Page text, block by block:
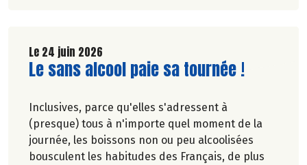
Le 24 juin 2026
Lire la suite de l'article
Le sans alcool paie sa tournée !
Inclusives, parce qu'elles s'adressent à
(presque) tous à n'importe quel moment de la
journée, les boissons non ou peu alcoolisées
bousculent les habitudes des Français, de plus